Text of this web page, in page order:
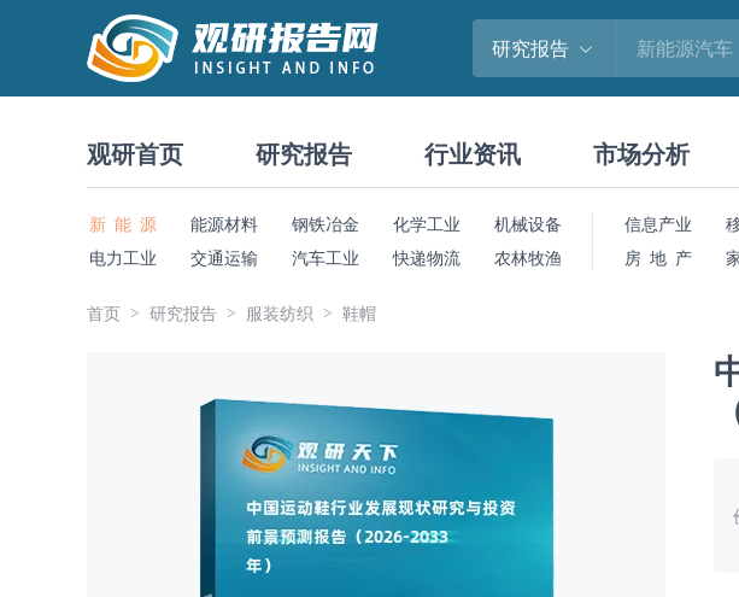
研究报告
观研首页 研究报告 行业资讯 市场分析
新 能 源 能源材料 钢铁冶金 化学工业
机械设备
电力工业
交通运输 汽车工业 快递物流 农林牧渔
信息产业
房 地 产
首页 研究报告 服装纺织 鞋帽